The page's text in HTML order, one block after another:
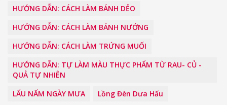
HƯỚNG DẪN: CÁCH LÀM BÁNH DẺO
HƯỚNG DẪN: CÁCH LÀM BÁNH NƯỚNG
HƯỚNG DẪN: CÁCH LÀM TRỨNG MUỐI
HƯỚNG DẪN: TỰ LÀM MÀU THỰC PHẨM TỪ RAU- CỦ -
QUẢ TỰ NHIÊN
LẨU NẤM NGÀY MƯA
Lồng Đèn Dưa Hấu